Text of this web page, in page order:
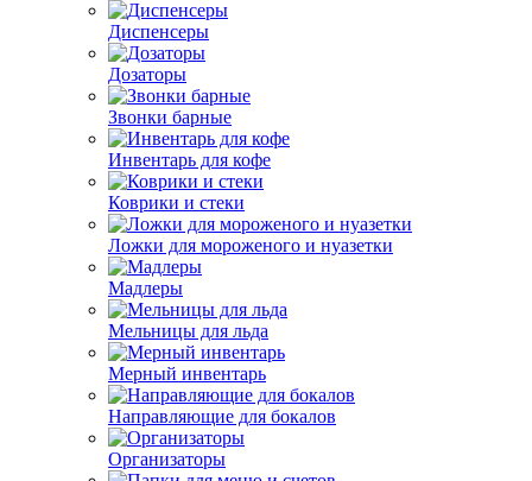
Диспенсеры
Дозаторы
Звонки барные
Инвентарь для кофе
Коврики и стеки
Ложки для мороженого и нуазетки
Мадлеры
Мельницы для льда
Мерный инвентарь
Направляющие для бокалов
Организаторы